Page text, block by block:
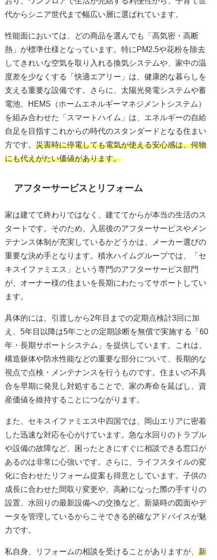
代からシニア世代まで幅広い層に選ばれています。
性能面においては、どの商品を選んでも「高気密・高断
熱」が標準仕様となっています。特にPM2.5や花粉を除去
してきれいな空気を取り入れる換気システムや、家中の温
度差を少なくする「快適エアリー」は、健康的な暮らしを
支える重要な設備です。さらに、太陽光発電システムや蓄
電池、HEMS（ホームエネルギーマネジメントシステム）
を組み合わせた「スマートハイム」は、エネルギーの自給
自足を目指すこれからの時代のスタンダードとなる住まい
方です。 災害時に停電しても電気が使える安心感は、何物
にも代えがたい価値があります。
アフターサービスとリフォーム
家は建てて終わりではなく、建ててからが本当の生活のス
タートです。そのため、入居後のアフターサービスやメン
テナンス体制が充実しているかどうかは、メーカー選びの
重要な決め手となります。積水ハイムグループでは、「セ
キスイファミエス」という専門のアフターサービス部門
が、オーナー様の住まいを長期にわたってサポートしてい
ます。
具体的には、引渡しから2年目までの定期点検計3回に加
え、5年目以降は5年ごとの定期診断を無償で実施する「60
年・長期サポートシステム」を提供しています。これは、
構造躯体や防水性能などの重要な部分について、長期的な
視点で点検・メンテナンスを行うものです。住まいの不具
合を早期に発見し対処することで、家の寿命を延ばし、資
産価値を維持することにつながります。
また、セキスイファミエス中四国では、岡山エリアに密着
した迅速な対応を心がけています。急な水回りのトラブル
や設備の故障など、困ったときにすぐに相談できる窓口が
あるのは非常に心強いです。さらに、ライフスタイルの変
化に合わせたリフォーム提案も得意としています。子供の
成長に合わせた間取り変更や、高齢になった際の手すりの
設置、水回りの最新設備への交換など、新築時の図面やデ
ータを管理しているからこそできる的確なアドバイスが魅
力です。
私自身、リフォームの相談を受けることがありますが、 新